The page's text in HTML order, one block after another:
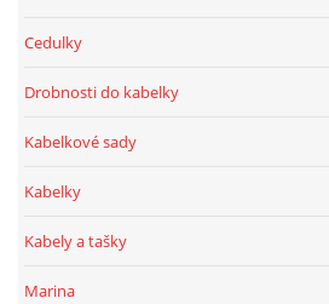
Cedulky
Drobnosti do kabelky
Kabelkové sady
Kabelky
Kabely a tašky
Marina